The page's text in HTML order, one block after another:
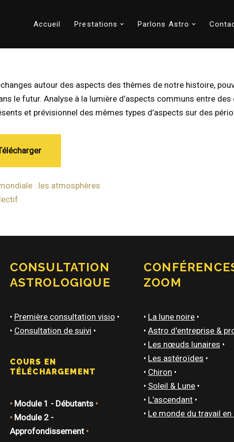
Accueil Prestations Parlons Astro
autour des aspects des thèmes de notre histoire,
le futur. Analyse à la lumière d’aspects communs entre
et prévisionnel des mêmes types d’aspects sur des
: les atmosphères
CONSULTATION
ASTROLOGIQUE
• Première consultation visio •
• Consultation de suivi •
COURS EN
TÉLÉCHARGEMENT
• Module 1 - Débutants•
• Module 2 -
Approfondissement•
ZOOM
• La lune noire •
• Astro d'entreprise &
• Les nœuds lunaires •
• Les astéroïdes •
• Chiron •
• Soleil & Lune •
• L'ascendant •
• Le monde du travail